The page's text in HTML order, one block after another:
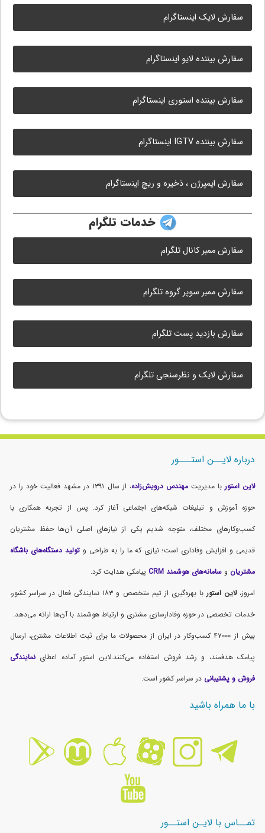
سفارش لایک اینستاگرام
سفارش بیننده لایو اینستاگرام
سفارش بیننده استوری اینستاگرام
سفارش بیننده IGTV اینستاگرام
سفارش ایمپرژن ، ذخیره و ریچ اینستاگرام
خدمات تلگرام
سفارش ممبر کانال تلگرام
سفارش ممبر سوپر گروه تلگرام
سفارش بازدید پست تلگرام
سفارش لایک و نظرسنجی تلگرام